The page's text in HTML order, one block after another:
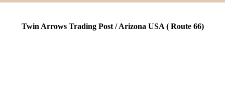
Twin Arrows Trading Post / Arizona USA ( Route 66)